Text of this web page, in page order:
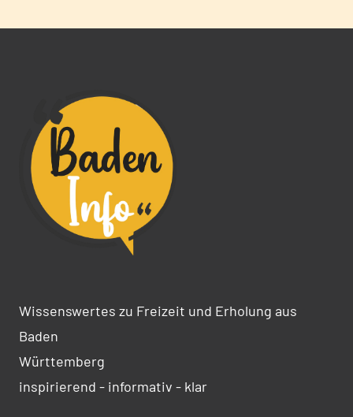
Wissenswertes zu Freizeit und Erholung aus
Baden
Württemberg
inspirierend - informativ - klar